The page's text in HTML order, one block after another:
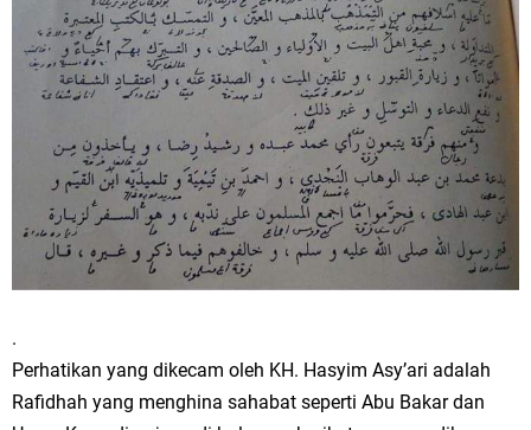
.
Perhatikan yang dikecam oleh KH. Hasyim Asy’ari adalah
Rafidhah yang menghina sahabat seperti Abu Bakar dan